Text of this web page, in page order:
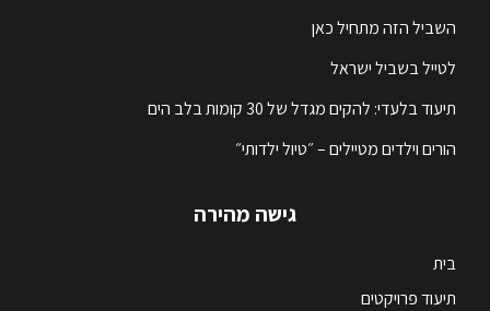
השביל הזה מתחיל כאן
לטייל בשביל ישראל
תיעוד בלעדי: להקים מגדל של 30 קומות בלב הים
הורים וילדים מטיילים – ״טיול ילדותי״
גישה מהירה
בית
תיעוד פרויקטים